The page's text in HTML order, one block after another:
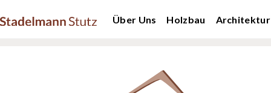
Über Uns Holzbau Architektur